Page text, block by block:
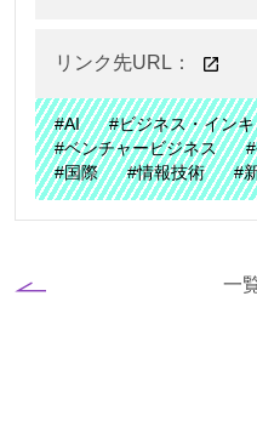
リンク先URL：
#AI
#ビジネス・イン
#ベンチャービジネス
#国際
#情報技術 #
一